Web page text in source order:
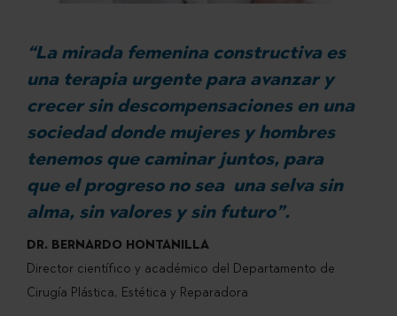
“La mirada femenina constructiva es
una terapia urgente para avanzar y
crecer sin descompensaciones en una
sociedad donde mujeres y hombres
tenemos que caminar juntos, para
que el progreso no sea una selva sin
alma, sin valores y sin futuro”.
DR. BERNARDO HONTANILLA
Director científico y académico del Departamento de
Cirugía Plástica, Estética y Reparadora